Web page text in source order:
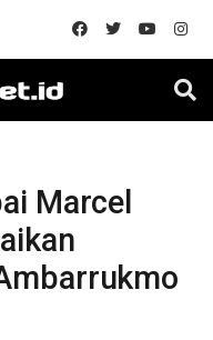
Marcel